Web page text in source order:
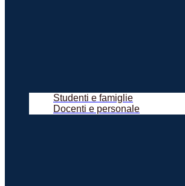
Studenti e famiglie
Docenti e personale